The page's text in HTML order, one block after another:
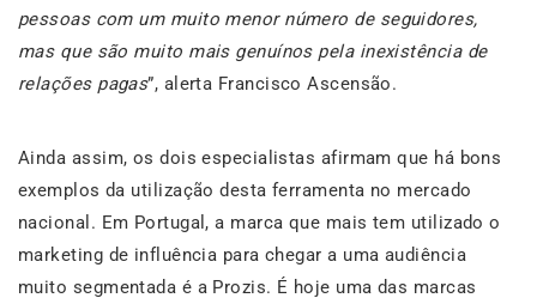
pessoas com um muito menor número de seguidores,
mas que são muito mais genuínos pela inexistência de
relações pagas”, alerta Francisco Ascensão.
Ainda assim, os dois especialistas afirmam que há bons
exemplos da utilização desta ferramenta no mercado
nacional. Em Portugal, a marca que mais tem utilizado o
marketing de influência para chegar a uma audiência
muito segmentada é a Prozis. É hoje uma das marcas